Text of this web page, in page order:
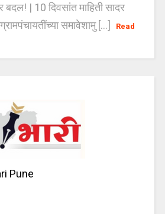
| 10 दिवसांत माहिती सादर
समावेशामु [...]
Read
Pune